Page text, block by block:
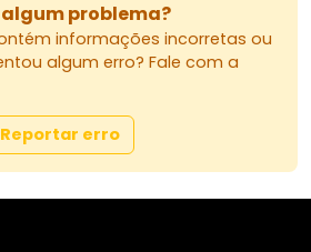
problema?
informações incorretas ou
algum erro? Fale com a
Reportar erro